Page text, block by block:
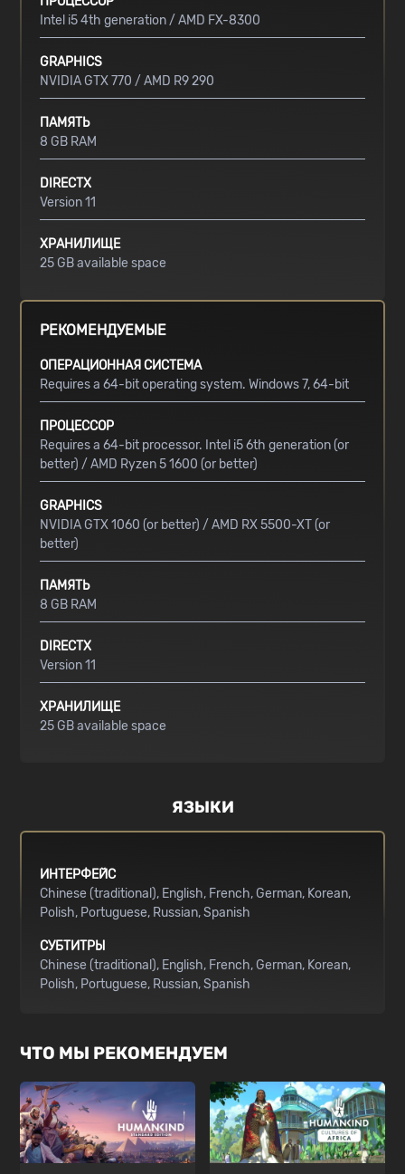
Intel i5 4th generation / AMD FX-8300
GRAPHICS
NVIDIA GTX 770 / AMD R9 290
ПАМЯТЬ
8 GB RAM
DIRECTX
Version 11
ХРАНИЛИЩЕ
25 GB available space
РЕКОМЕНДУЕМЫЕ
ОПЕРАЦИОННАЯ СИСТЕМА
Requires a 64-bit operating system. Windows 7, 64-bit
ПРОЦЕССОР
Requires a 64-bit processor. Intel i5 6th generation (or
better) / AMD Ryzen 5 1600 (or better)
GRAPHICS
NVIDIA GTX 1060 (or better) / AMD RX 5500-XT (or
better)
ПАМЯТЬ
8 GB RAM
DIRECTX
Version 11
ХРАНИЛИЩЕ
25 GB available space
ЯЗЫКИ
ИНТЕРФЕЙС
Chinese (traditional) English French German Korean
Polish Portuguese Russian Spanish
СУБТИТРЫ
Chinese (traditional) English French German Korean
Polish Portuguese Russian Spanish
ЧТО МЫ РЕКОМЕНДУЕМ